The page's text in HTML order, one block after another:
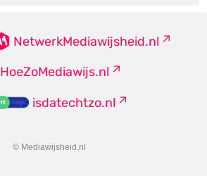
NetwerkMediawijsheid.nl
HoeZoMediawijs.nl
isdatechtzo.nl
© Mediawijsheid.nl